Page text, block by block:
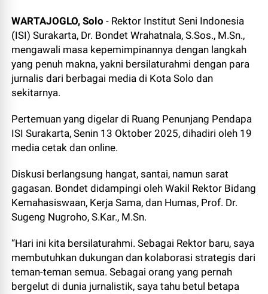
WARTAJOGLO, Solo- Rektor Institut Seni Indonesia
(ISI) Surakarta, Dr. Bondet Wrahatnala, S.Sos., M.Sn.,
mengawali masa kepemimpinannya dengan langkah
yang penuh makna, yakni bersilaturahmi dengan para
jurnalis dari berbagai media di Kota Solo dan
sekitarnya.
Pertemuan yang digelar di Ruang Penunjang Pendapa
ISI Surakarta, Senin 13 Oktober 2025, dihadiri oleh 19
media cetak dan online.
Diskusi berlangsung hangat, santai, namun sarat
gagasan. Bondet didampingi oleh Wakil Rektor Bidang
Kemahasiswaan, Kerja Sama, dan Humas, Prof. Dr.
Sugeng Nugroho, S.Kar., M.Sn.
“Hari ini kita bersilaturahmi. Sebagai Rektor baru, saya
membutuhkan dukungan dan kolaborasi strategis dari
teman-teman semua. Sebagai orang yang pernah
bergelut di dunia jurnalistik, saya tahu betul betapa